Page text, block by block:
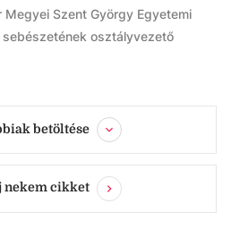
Megyei Szent György Egyetemi
osztályvezető
betöltése
nekem cikket